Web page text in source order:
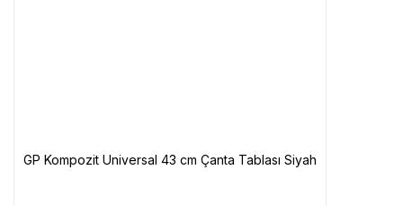
GP Kompozit Universal 43 cm Çanta Tablası Siyah